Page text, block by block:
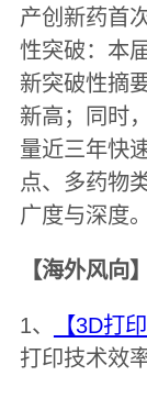
产创新药首
性突破：本
新突破性摘
新高；同时
量近三年快
点、多药物
广度与深度。
【海外风向】
1、 【3D打印
打印技术效